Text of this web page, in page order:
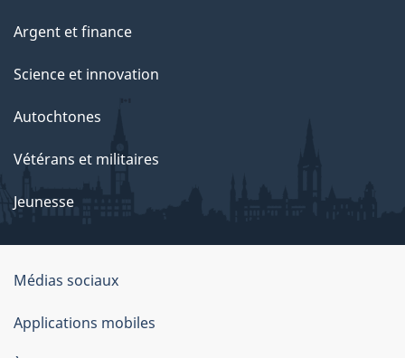
Argent et finance
Science et innovation
Autochtones
Vétérans et militaires
Jeunesse
À
propos
Médias sociaux
Applications mobiles